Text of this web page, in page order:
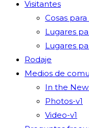
Visitantes
Cosas
Lugares
Lugares
Rodaje
Medios de
In the
Photos-v1
Video-v1